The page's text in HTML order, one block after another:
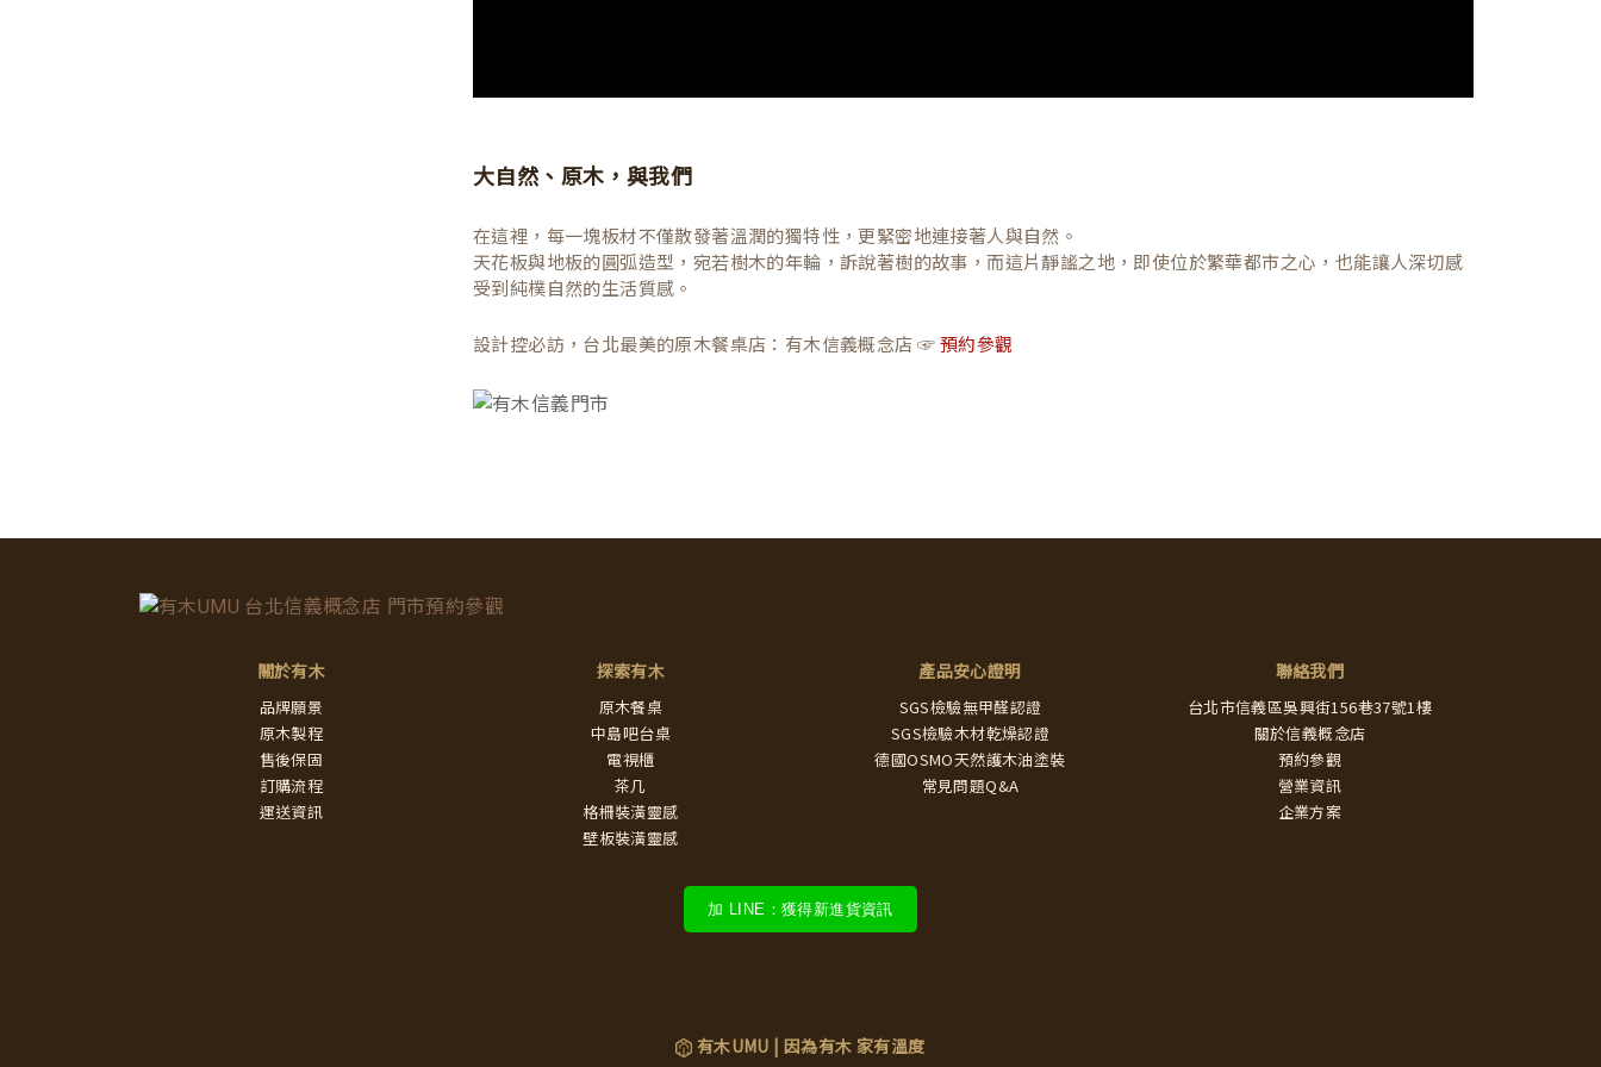
大自然、原木，與我們
在這裡，每一塊板材不僅散發著溫潤的獨特性，更緊密地連接著人與自然。
天花板與地板的圓弧造型，宛若樹木的年輪，訴說著樹的故事，而這片靜謐之地，即使位於繁華都市之心，也能讓人深切感
受到純樸自然的生活質感。
設計控必訪，台北最美的原木餐桌店：有木信義概念店 ☞ 預約參觀
關於有木
品牌願景
原木製程
售後保固
訂購流程
運送資訊
探索有木
原木餐桌
中島吧台桌
電視櫃
茶几
格柵裝潢靈感
壁板裝潢靈感
產品安心證明
SGS檢驗無甲醛認證
SGS檢驗木材乾燥認證
德國OSMO天然護木油塗裝
常見問題Q&A
聯絡我們
台北市信義區吳興街156巷37號1樓
關於信義概念店
預約參觀
營業資訊
企業方案
加 LINE：獲得新進貨資訊
有木UMU | 因為有木 家有溫度